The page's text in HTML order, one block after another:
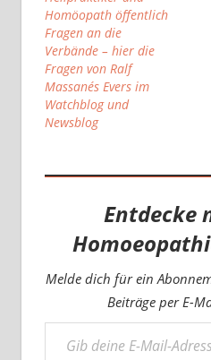
Homöopath öffentlich
Fragen an die
Verbände – hier die
Fragen von Ralf
Massanés Evers im
Watchblog und
Newsblog
Entdecke
Melde dich für ein
Beiträge per E-
Gib deine E-Mail-Adresse ein ...